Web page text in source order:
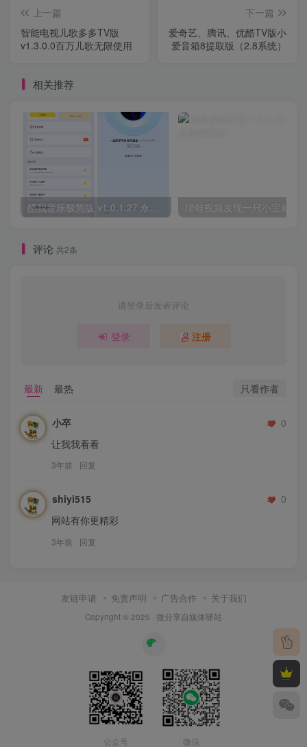
上一篇
智能电视儿歌多多TV版
v1.3.0.0百万儿歌无限使用
下一篇
爱奇艺、腾讯、优酷TV版小
爱音箱8提取版（2.8系统）
相关推荐
绿蛙视频发现一只小宝藏
评论 共2条
请登录后发表评论
登录 注册
最新 最热 只看作者
小卒
0
让我我看看
3年前 回复
shiyi515
0
网站有你更精彩
3年前 回复
友链申请 免责声明 广告合作 关于我们
Copyright © 2025 · 微分享自媒体驿站
公众号 微信